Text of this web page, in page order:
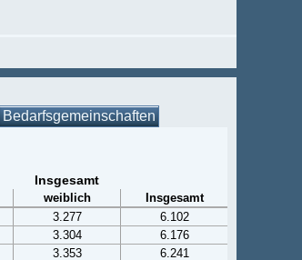
Bedarfsgemeinschaften
Insgesamt
weiblich
Insgesamt
3.277
6.102
3.304
6.176
3.353
6.241